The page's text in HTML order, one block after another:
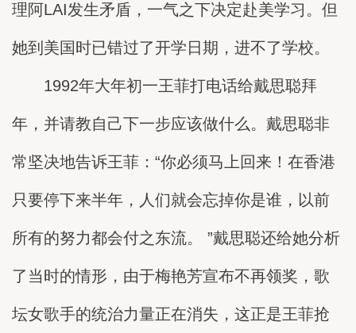
理阿LAI发生矛盾，一气之下决定赴美学习。但
她到美国时已错过了开学日期，进不了学校。
1992年大年初一王菲打电话给戴思聪拜
年，并请教自己下一步应该做什么。戴思聪非
常坚决地告诉王菲：“你必须马上回来！在香港
只要停下来半年，人们就会忘掉你是谁，以前
所有的努力都会付之东流。 ”戴思聪还给她分析
了当时的情形，由于梅艳芳宣布不再领奖，歌
坛女歌手的统治力量正在消失，这正是王菲抢